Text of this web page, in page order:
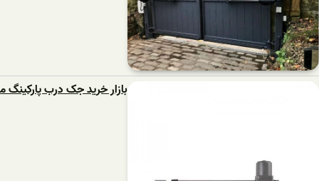
بازار خرید جک درب پارکینگ